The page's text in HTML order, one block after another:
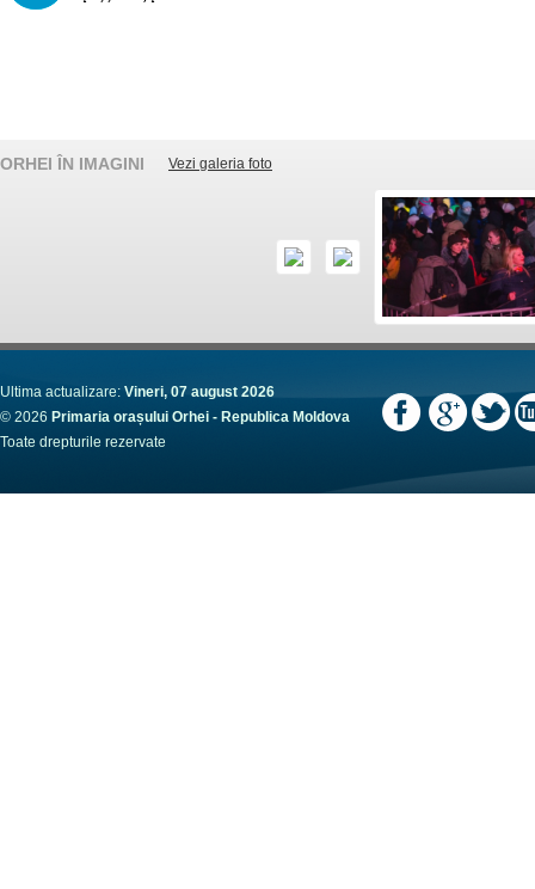
ORHEI ÎN IMAGINI Vezi galeria foto
Ultima actualizare: Vineri, 07 august 2026
© 2026 Primaria orașului Orhei - Republica Moldova
Toate drepturile rezervate